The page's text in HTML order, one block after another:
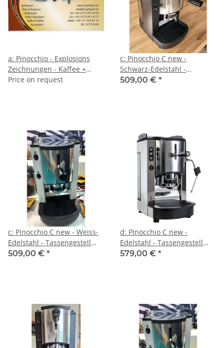
a: Pinocchio - Explosions
Zeichnungen - Kaffee +
Dampf - Zweikreis - Spinel
Price on request
c: Pinocchio C new -
Schwarz-Edelstahl -
Tassengestell aus Plexiglas -
509,00 € *
c: Pinocchio C new - Weiss-
Edelstahl - Tassengestell
aus Plexiglas - Kaffee -
509,00 € *
d: Pinocchio C new -
Edelstahl - Tassengestell
aus Plexiglas - Kaffee -
579,00 € *